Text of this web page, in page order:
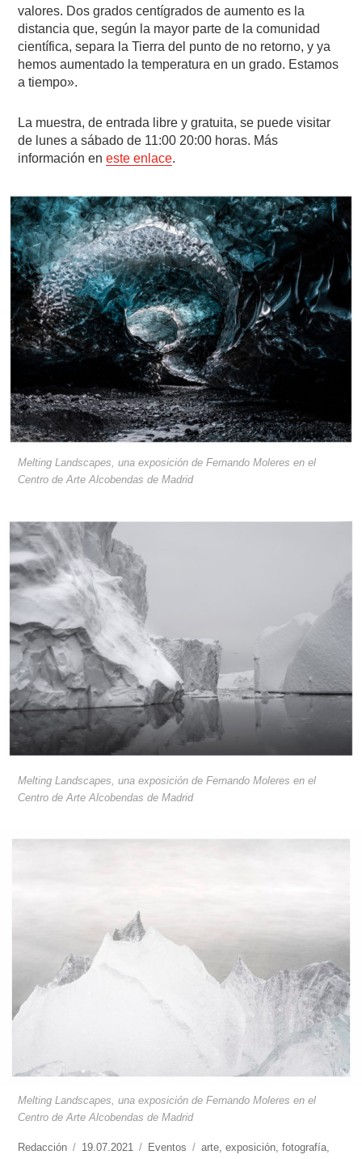
valores. Dos grados centígrados de aumento es la
distancia que, según la mayor parte de la comunidad
científica, separa la Tierra del punto de no retorno, y ya
hemos aumentado la temperatura en un grado. Estamos
a tiempo».
La muestra, de entrada libre y gratuita, se puede visitar
de lunes a sábado de 11:00 20:00 horas. Más
información eneste enlace.
Melting Landscapes, una exposición de Fernando Moleres en el
Centro de Arte Alcobendas de Madrid
Melting Landscapes, una exposición de Fernando Moleres en el
Centro de Arte Alcobendas de Madrid
Melting Landscapes, una exposición de Fernando Moleres en el
Centro de Arte Alcobendas de Madrid
https://www.experimenta.es/author/redaccion/
Redacción
Publicado
19.07.2021 Categorías
Eventos Etiquetas
arte ,exposición ,fotografía